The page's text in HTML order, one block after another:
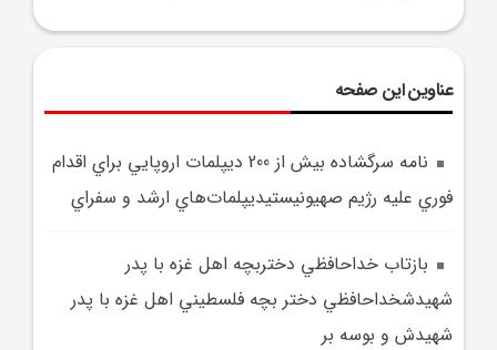
عناوین این صفحه
نامه سرگشاده بيش از 200 ديپلمات اروپايي براي اقدام
فوري عليه رژيم صهيونيستيديپلمات‌هاي ارشد و سفراي
بازتاب خداحافظي دختربچه اهل غزه با پدر
شهيدشخداحافظي دختر بچه فلسطيني اهل غزه با پدر
شهيدش و بوسه بر